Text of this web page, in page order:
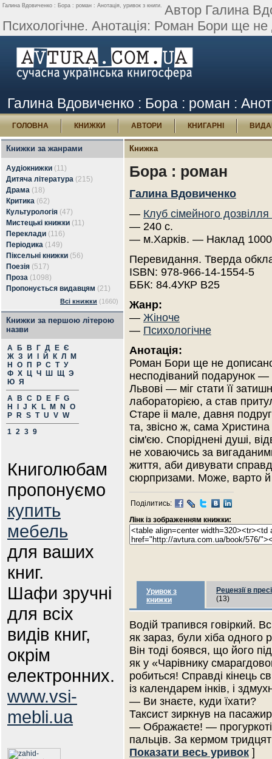
Галина Вдовиченко : Бора : роман : Анотація, уривок з книги. Автор Галина
Психологічне. Анотація: Роман Бори ще
Галина Вдовиченко : Бора : роман :
ГОЛОВНА КНИЖКИ АВТОРИ КНИГАРНІ
Книжки за жанрами
Аудіокнижки (11)
Дитяча література (215)
Драма (18)
Критика (62)
Культурологія (47)
Мистецькі книжки (11)
Переклади (116)
Періодика (149)
Піксельні книжки (56)
Поезія (517)
Проза (1098)
Пропонується видавцям (21)
Всі книжки (1660)
Книжки за першою літерою
назви
А Б В Г Д Е Є
Ж З И Й К Л
М
Н
О П Р С Т У
Ф Х Ц Ч Ш Щ Э
Ю Я
A
B C D E F G
H
J K L M N
O
P
R S T U V W
1 2 3 9
Книголюбам
пропонуємо
купить
мебель
для ваших
книг.
Шафи зручні
для всіх
видів книг,
окрім
електронних.
www.vsi-
mebli.ua
Книжка
Бора : роман
Галина Вдовиченко
— Клуб сімейного
— 240 с.
— м.Харків. — Наклад
Перевидання. Тверда
ISBN: 978-966-14-1554-5
ББК: 84.4УКР В25
Жанр:
— Жіноче
— Психологічне
Анотація:
Роман Бори ще не
несподіваний подарунок —
Львові — міг стати її
лабораторією, а став
Старе іі мале, давня
та, звісно ж, сама
сім'єю. Споріднені душі,
не ховаючись за
життя, аби дивувати
сюрпризами. Може, варто й
Поділитись:
Лінк із зображенням книжки:
Уривок з
книжки
Рецензії в пресі
(13)
Водій трапився говіркий.
як зараз, були хіба
Він тоді боявся, що його
як у «Чарівнику
робиться! Справді кінець
із календарем інків, і
— Ви знаєте, куди їхати?
Таксист зиркнув на
— Ображаєте! —
пальців. За кермом
Показати весь уривок ]